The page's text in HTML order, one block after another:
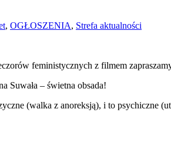
, OGŁOSZENIA, Strefa aktualności
feministycznych z filmem
Suwała – świetna obsada!
(walka z anoreksją), i to psychiczne